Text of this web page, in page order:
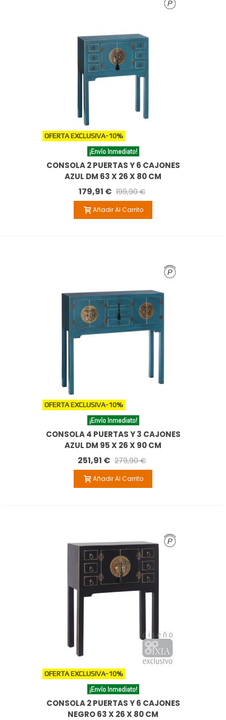
OFERTA EXCLUSIVA-10%
¡Envío Inmediato!
CONSOLA 2 PUERTAS Y 6 CAJONES
AZUL DM 63 X 26 X 80 CM
179,91 € 199,90 €
Añadir Al Carrito
OFERTA EXCLUSIVA-10%
¡Envío Inmediato!
CONSOLA 4 PUERTAS Y 3 CAJONES
AZUL DM 95 X 26 X 90 CM
251,91 € 279,90 €
Añadir Al Carrito
OFERTA EXCLUSIVA-10%
¡Envío Inmediato!
CONSOLA 2 PUERTAS Y 6 CAJONES
NEGRO 63 X 26 X 80 CM